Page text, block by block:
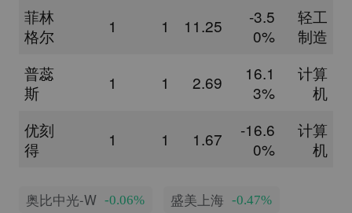
菲林
格尔
1 1 11.25
-3.5
0%
轻工
制造
普蕊
斯
1 1 2.69
16.1
3%
计算
机
优刻
得
1 1 1.67
-16.6
0%
计算
机
奥比中光-W -0.06% 盛美上海 -0.47%